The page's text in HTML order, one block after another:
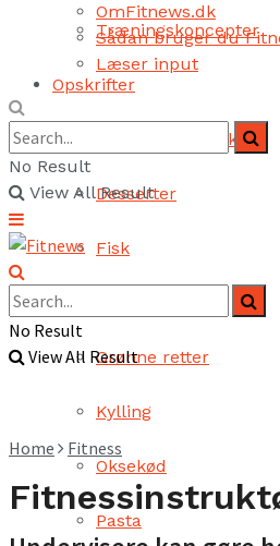
Træningskoncepter
Opskrifter
Brød og bagværk
Desserter
Fisk
Grønne retter
Kylling
Oksekød
Pasta
OmFitnews.dk
Sådan bruger du
Læser input
No Result
View All Result
No Result
View All Result
Home Fitness